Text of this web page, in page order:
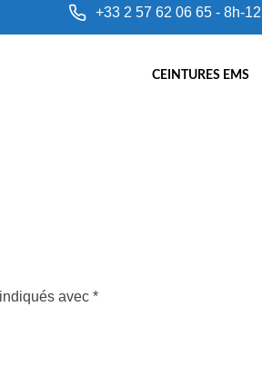
+33 2 57 62 06 65 - 8h-
CEINTURES EMS
avec *